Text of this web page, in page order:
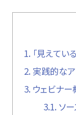
1. 「見えて
2. 実践的な
3. ウェビナ
3.1. ソ